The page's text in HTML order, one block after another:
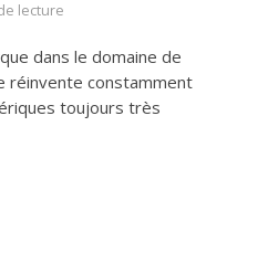
lecture
dans le domaine de
réinvente constamment
toujours très